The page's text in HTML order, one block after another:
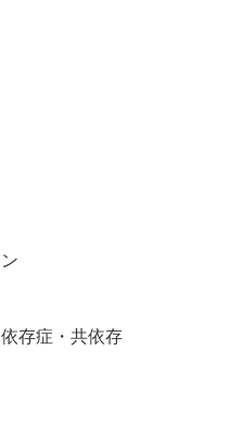
存症・共依存